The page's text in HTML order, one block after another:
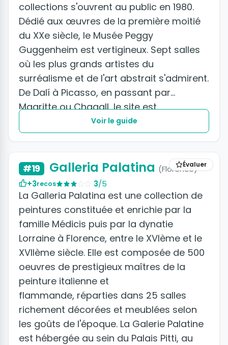
collections s'ouvrent au public en 1980.
Dédié aux œuvres de la première moitié
du XXe siècle, le Musée Peggy
Guggenheim est vertigineux. Sept salles
où les plus grands artistes du
surréalisme et de l'art abstrait s'admirent.
De Dalí à Picasso, en passant par
Magritte ou Chagall, le site est
Voir le guide
Évaluer
#19 Galleria Palatina (Florence)
+3recos 3/5
La Galleria Palatina est une collection de
peintures constituée et enrichie par la
famille Médicis puis par la dynatie
Lorraine à Florence, entre le XVIème et le
XVIIème siècle. Elle est composée de 500
oeuvres de prestigieux maîtres de la
peinture italienne et
flammande, réparties dans 25 salles
richement décorées et meublées selon
les goûts de l'époque. La Galerie Palatine
est hébergée au sein du Palais Pitti, au